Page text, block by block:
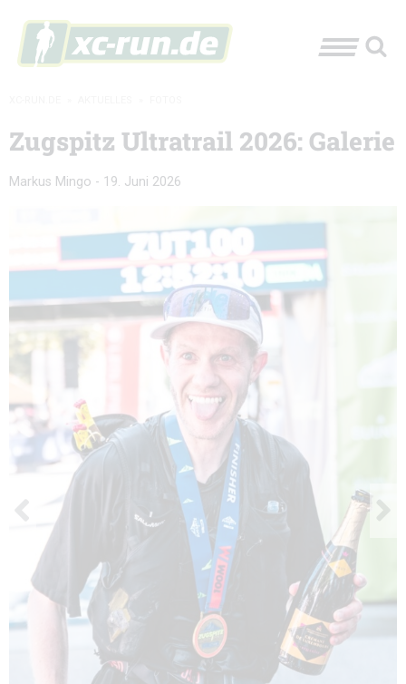
Zugspitz Ultratrail 2026: Galerie
Markus Mingo - 19. Juni 2026